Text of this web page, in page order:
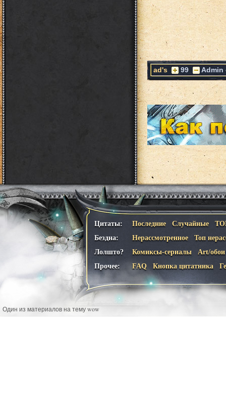
ad's 99 Admin
Цитаты: Последние Случайные
Бездна:
Нерассмотренное
Топ
Лолшто?
Комиксы-сериалы
Art/обои
Прочее:
FAQ Кнопка цитатника
Один из материалов на тему wow